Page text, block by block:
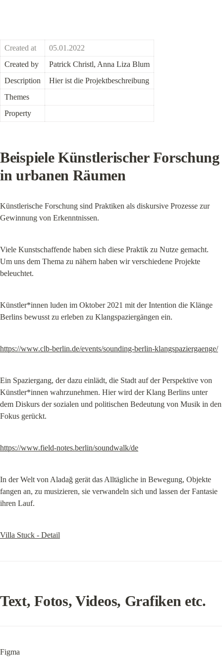
Created at
05.01.2022
Created by
Patrick Christl, Anna Liza Blum
Description
Hier ist die Projektbeschreibung
Themes
Property
Beispiele Künstlerischer Forschung
in urbanen Räumen
Künstlerische Forschung sind Praktiken als diskursive Prozesse zur
Gewinnung von Erkenntnissen.
Viele Kunstschaffende haben sich diese Praktik zu Nutze gemacht.
Um uns dem Thema zu nähern haben wir verschiedene Projekte
beleuchtet.
Künstler*innen luden im Oktober 2021 mit der Intention die Klänge
Berlins bewusst zu erleben zu Klangspaziergängen ein.
https://www.clb-berlin.de/events/sounding-berlin-klangspaziergaenge/
Ein Spaziergang, der dazu einlädt, die Stadt auf der Perspektive von
Künstler*innen wahrzunehmen. Hier wird der Klang Berlins unter
dem Diskurs der sozialen und politischen Bedeutung von Musik in den
Fokus gerückt.
https://www.field-notes.berlin/soundwalk/de
In der Welt von Aladağ gerät das Alltägliche in Bewegung, Objekte
fangen an, zu musizieren, sie verwandeln sich und lassen der Fantasie
ihren Lauf.
Villa Stuck - Detail
Text, Fotos, Videos, Grafiken etc.
Figma